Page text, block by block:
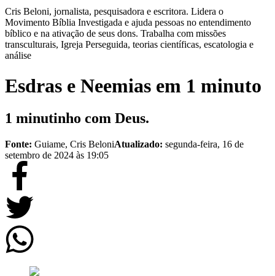
Cris Beloni, jornalista, pesquisadora e escritora. Lidera o
Movimento Bíblia Investigada e ajuda pessoas no entendimento
bíblico e na ativação de seus dons. Trabalha com missões
transculturais, Igreja Perseguida, teorias científicas, escatologia e
análise
Esdras e Neemias em 1 minuto
1 minutinho com Deus.
Fonte: Guiame, Cris BeloniAtualizado: segunda-feira, 16 de
setembro de 2024 às 19:05